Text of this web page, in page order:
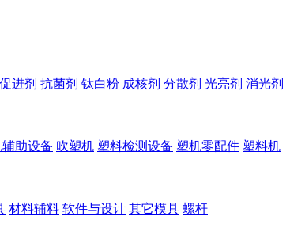
进剂 抗菌剂 钛白粉 成核剂 分散剂 光亮剂 消光剂
辅助设备 吹塑机 塑料检测设备 塑机零配件 塑料机
材料辅料 软件与设计 其它模具 螺杆